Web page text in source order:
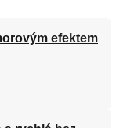
efektem